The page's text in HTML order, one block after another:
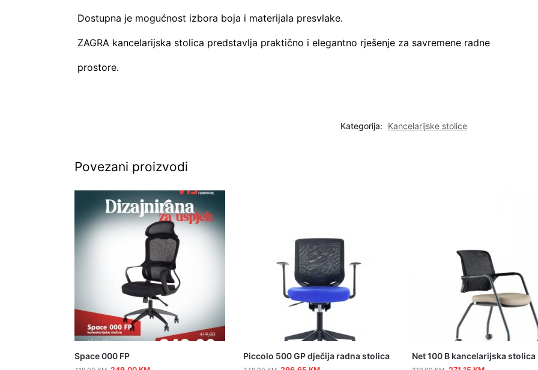
Dostupna je mogućnost izbora boja i materijala presvlake.
ZAGRA kancelarijska stolica predstavlja praktično i elegantno rješenje za savremene radne
prostore.
Kategorija: Kancelarijske stolice
Povezani proizvodi
Space 000 FP Piccolo 500 GP dječija radna stolica Net 100 B kancelarijska stolica